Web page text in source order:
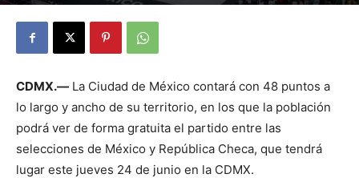
CDMX.— La Ciudad de México contará con 48 puntos a
lo largo y ancho de su territorio, en los que la población
podrá ver de forma gratuita el partido entre las
selecciones de México y República Checa, que tendrá
lugar este jueves 24 de junio en la CDMX.